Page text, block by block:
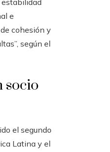
e
cohesión y
según el
socio
el segundo
Latina y el